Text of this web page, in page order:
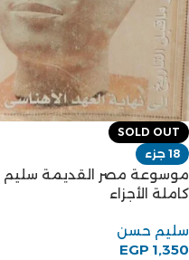
SOLD OUT
18 جزء
موسوعة مصر القديمة
كاملة الأجزاء
سليم حسن
EGP 1,350